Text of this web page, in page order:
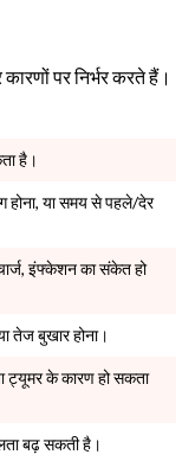
पर निर्भर करते हैं।
है।
होना, या समय से पहले/देर
इंफ्केशन का संकेत हो
तेज बुखार होना।
ट्यूमर के कारण हो सकता
बढ़ सकती है।